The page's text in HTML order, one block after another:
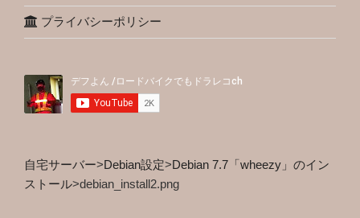
プライバシーポリシー
自宅サーバー>Debian設定>Debian 7.7「wheezy」のイン
ストール>debian_install2.png